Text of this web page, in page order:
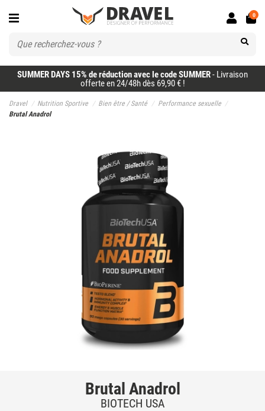
SUMMER DAYS 15% de réduction avec le code SUMMER- Livraison
offerte en 24/48h dès 69,90 € !
0
Dravel Nutrition Sportive Bien être / Santé
Performance sexuelle
Brutal Anadrol
Brutal Anadrol
BIOTECH USA